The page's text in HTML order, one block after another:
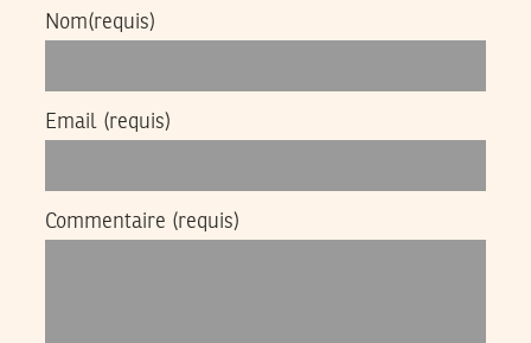
Nom(requis)
Email (requis)
Commentaire (requis)